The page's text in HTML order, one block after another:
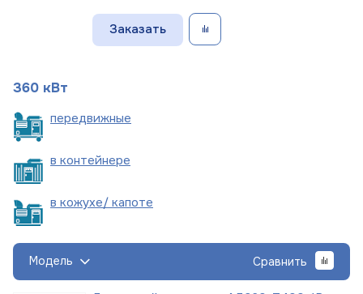
Заказать
360 кВт
передвижные
в контейнере
в кожухе/ капоте
Модель Сравнить